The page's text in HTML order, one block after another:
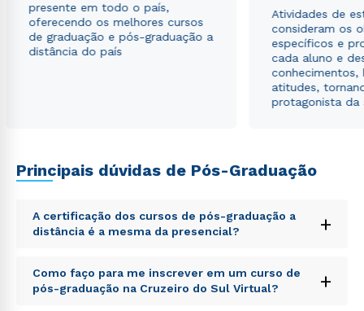
presente em todo o país,
oferecendo os melhores cursos
de graduação e pós-graduação a
distância do país
Atividades de
consideram os
específicos e
cada aluno e
conhecimentos,
atitudes,
protagonista da
Principais dúvidas de Pós-Graduação
A certificação dos cursos de pós-graduação a
distância é a mesma da presencial?
+
Sed ut perspiciatis unde omnis iste natus error sit
voluptatem accusantium doloremque laudantium,
totam rem aperiam, eaque ipsa quae ab illo inventore
Como faço para me inscrever em um curso de
pós-graduação na Cruzeiro do Sul Virtual?
+